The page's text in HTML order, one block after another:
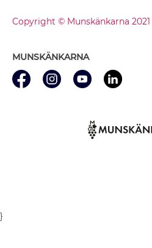
Copyright © Munskänkarna 2021
MUNSKÄNKARNA
}